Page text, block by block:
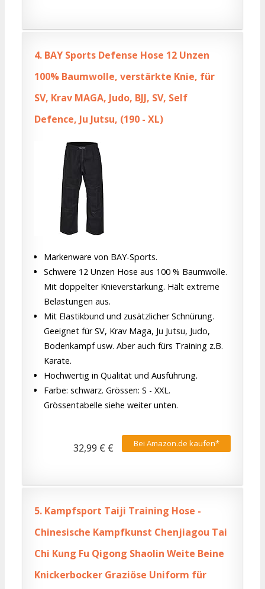
4. BAY Sports Defense Hose 12 Unzen
100% Baumwolle, verstärkte Knie, für
SV, Krav MAGA, Judo, BJJ, SV, Self
Defence, Ju Jutsu, (190 - XL)
Markenware von BAY-Sports.
Schwere 12 Unzen Hose aus 100 % Baumwolle.
Mit doppelter Knieverstärkung. Hält extreme
Belastungen aus.
Mit Elastikbund und zusätzlicher Schnürung.
Geeignet für SV, Krav Maga, Ju Jutsu, Judo,
Bodenkampf usw. Aber auch fürs Training z.B.
Karate.
Hochwertig in Qualität und Ausführung.
Farbe: schwarz. Grössen: S - XXL.
Grössentabelle siehe weiter unten.
Bei Amazon.de kaufen*
32,99 € €
5. Kampfsport Taiji Training Hose -
Chinesische Kampfkunst Chenjiagou Tai
Chi Kung Fu Qigong Shaolin Weite Beine
Knickerbocker Graziöse Uniform für